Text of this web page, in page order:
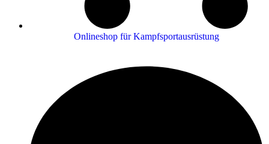
Onlineshop für Kampfsportausrüstung